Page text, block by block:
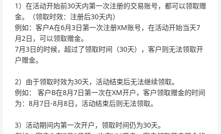
1）在活动开始前30天内第一次注册的交易账号，都可以领取赠
金。（领取时效：注册后30天内）
例如：客户A在6月3日第一次注册XM账号，在活动开始当天7
月2日，可以领取赠金。
7月3日的时候，超过了领取时间（30天），客户则无法领取开
户赠金。
2）由于领取时效为30天，活动结束后无法继续领取。
例如： 客户B在8月7日第一次在XM开户，客户领取赠金的时间
为：8月7日-8月8日，活动结束后则无法领取。
3）活动期间内第一次开户，领取时间仍为30天。